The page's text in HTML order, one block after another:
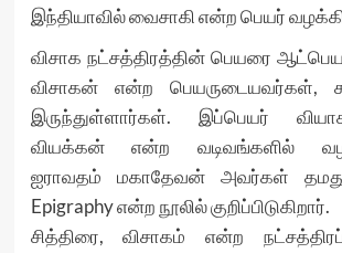
இந்தியாவில் வைசாகி என்ற பெயர்
விசாக நட்சத்திரத்தின் பெயரை
விசாகன் என்ற பெயருடையவர்கள்,
இருந்துள்ளார்கள். இப்பெயர்
வியக்கன் என்ற வடிவங்களில்
ஐராவதம் மகாதேவன் அவர்கள்
Epigraphy என்ற நூலில் குறிப்பிடுகிறார்.
சித்திரை, விசாகம் என்ற